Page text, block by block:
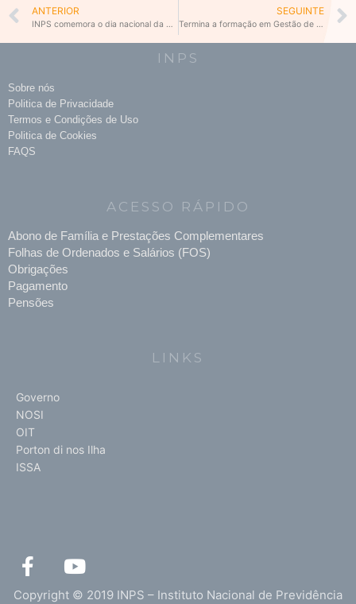
Prev
ANTERIOR
INPS comemora o dia nacional da Segurança Social com conferência sob o lema Inclusão e Sustentabilidade: Desafios e Oportunidades para o futuro da Segurança Social
SEGUINTE
Termina a formação em Gestão de dívidas à Segurança Social
INPS
Sobre nós
Politica de Privacidade
Termos e Condições de Uso
Politica de Cookies
FAQS
ACESSO RÁPIDO
Abono de Família e Prestações Complementares
Folhas de Ordenados e Salários (FOS)
Obrigações
Pagamento
Pensões
LINKS
Governo
NOSI
OIT
Porton di nos Ilha
ISSA
F
a
c
Y
o
u
Copyright © 2019 INPS – Instituto Nacional de Previdência